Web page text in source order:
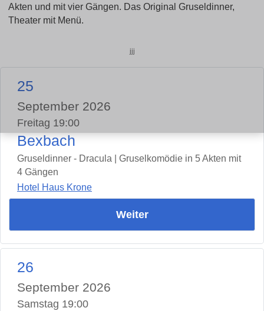
Akten und mit vier Gängen. Das Original Gruseldinner,
Theater mit Menü.
jjj
25
September 2026
Freitag 19:00
Bexbach
Gruseldinner - Dracula | Gruselkomödie in 5 Akten mit
4 Gängen
Hotel Haus Krone
Weiter
26
September 2026
Samstag 19:00